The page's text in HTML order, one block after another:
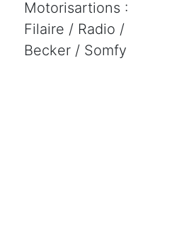
Motorisartions :
Filaire / Radio /
Becker / Somfy